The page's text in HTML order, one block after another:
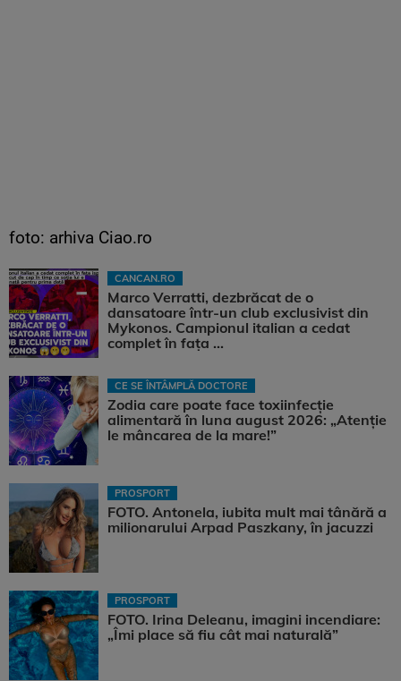
foto: arhiva Ciao.ro
CANCAN.RO
Marco Verratti, dezbrăcat de o
dansatoare într-un club exclusivist din
Mykonos. Campionul italian a cedat
complet în fața ...
CE SE ÎNTÂMPLĂ DOCTORE
Zodia care poate face toxiinfecție
alimentară în luna august 2026: „Atenție
le mâncarea de la mare!”
PROSPORT
FOTO. Antonela, iubita mult mai tânără a
milionarului Arpad Paszkany, în jacuzzi
PROSPORT
FOTO. Irina Deleanu, imagini incendiare:
„Îmi place să fiu cât mai naturală”